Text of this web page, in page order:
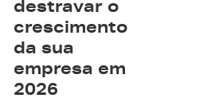
destravar o
crescimento
da sua
empresa em
2026